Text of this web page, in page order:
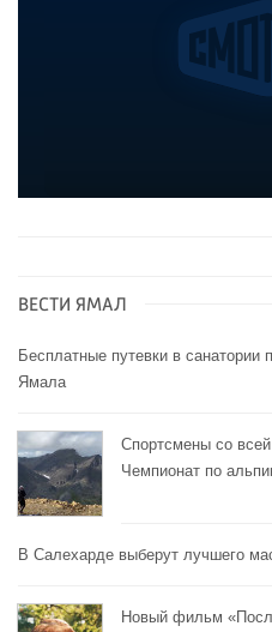
ВЕСТИ ЯМАЛ
Бесплатные путевки в санатории
Ямала
Спортсмены со
Чемпионат по
В Салехарде выберут лучшего
Новый фильм